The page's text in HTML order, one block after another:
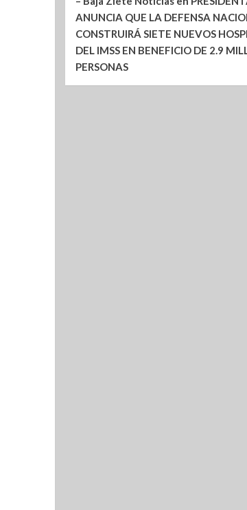
ANUNCIA QUE LA DEFENSA
CONSTRUIRÁ SIETE NUEVOS
DEL IMSS EN BENEFICIO DE 2.9
PERSONAS